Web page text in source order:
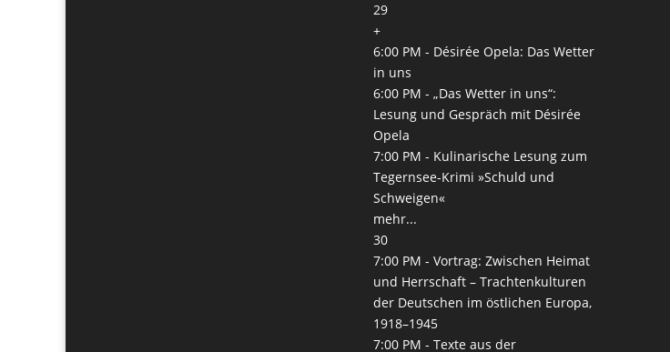
29
+
6:00 PM - Désirée Opela: Das Wetter
in uns
6:00 PM -„Das Wetter in uns“:
Lesung und Gespräch mit Désirée
Opela
7:00 PM - Kulinarische Lesung zum
Tegernsee-Krimi »Schuld und
Schweigen«
mehr...
30
7:00 PM -Vortrag: Zwischen Heimat
und Herrschaft – Trachtenkulturen
der Deutschen im östlichen Europa,
1918–1945
7:00 PM -Texte aus der